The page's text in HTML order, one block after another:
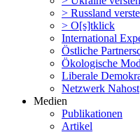
> Russland
> O[s]tklick
Inter­na­tional
Östliche
Ökolo­gische
Liberale
Netzwerk Nahost
Medien
Publi­ka­tionen
Artikel